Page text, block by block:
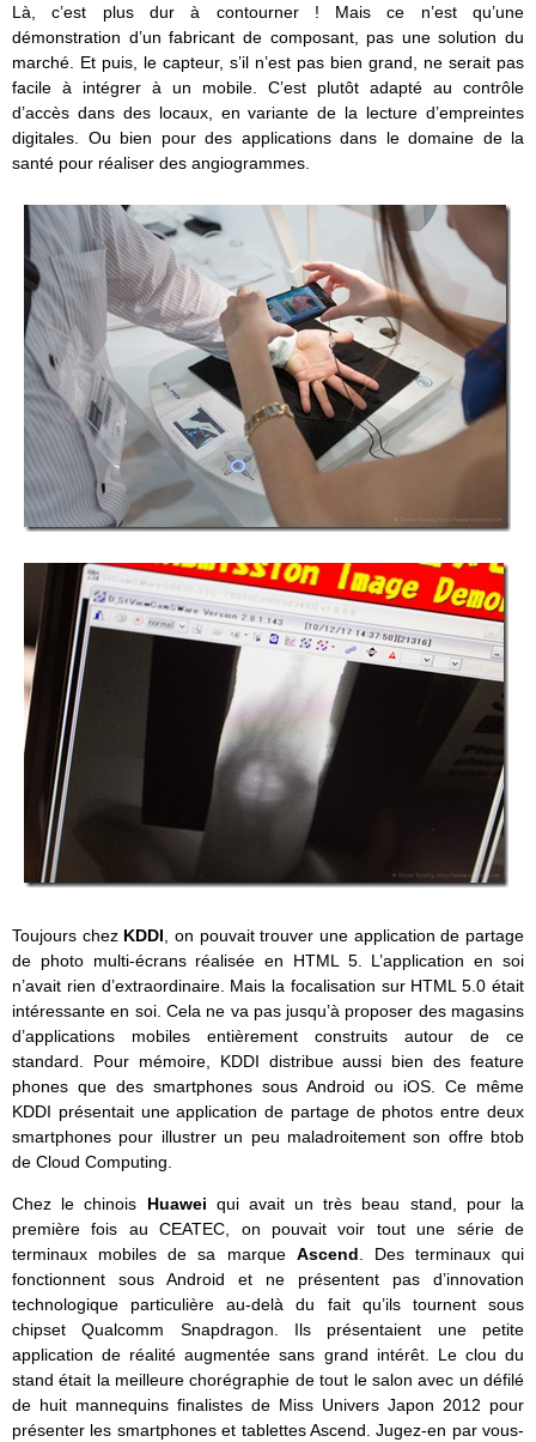
Là, c’est plus dur à contourner ! Mais ce n’est qu’une
démonstration d’un fabricant de composant, pas une solution du
marché. Et puis, le capteur, s’il n’est pas bien grand, ne serait pas
facile à intégrer à un mobile. C’est plutôt adapté au contrôle
d’accès dans des locaux, en variante de la lecture d’empreintes
digitales. Ou bien pour des applications dans le domaine de la
santé pour réaliser des angiogrammes.
Toujours chez KDDI , on pouvait trouver une application de partage
de photo multi-écrans réalisée en HTML 5. L’application en soi
n’avait rien d’extraordinaire. Mais la focalisation sur HTML 5.0 était
intéressante en soi. Cela ne va pas jusqu’à proposer des magasins
d’applications mobiles entièrement construits autour de ce
standard. Pour mémoire, KDDI distribue aussi bien des feature
phones que des smartphones sous Android ou iOS. Ce même
KDDI présentait une application de partage de photos entre deux
smartphones pour illustrer un peu maladroitement son offre btob
de Cloud Computing.
Chez le chinois Huawei qui avait un très beau stand, pour la
première fois au CEATEC, on pouvait voir tout une série de
terminaux mobiles de sa marque Ascend . Des terminaux qui
fonctionnent sous Android et ne présentent pas d’innovation
technologique particulière au-delà du fait qu’ils tournent sous
chipset Qualcomm Snapdragon. Ils présentaient une petite
application de réalité augmentée sans grand intérêt. Le clou du
stand était la meilleure chorégraphie de tout le salon avec un défilé
de huit mannequins finalistes de Miss Univers Japon 2012 pour
présenter les smartphones et tablettes Ascend. Jugez-en par vous-